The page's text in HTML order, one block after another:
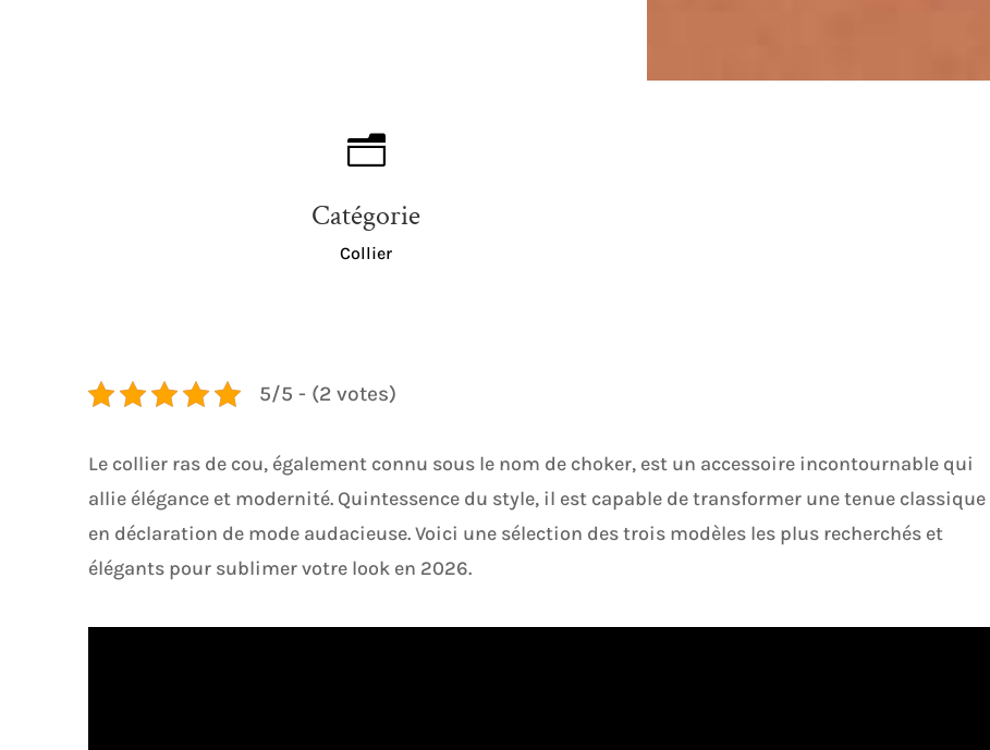
n
Catégorie
Collier
5/5 - (2 votes)
Le collier ras de cou, également connu sous le nom de choker, est un accessoire incontournable qui
allie élégance et modernité. Quintessence du style, il est capable de transformer une tenue classique
en déclaration de mode audacieuse. Voici une sélection des trois modèles les plus recherchés et
élégants pour sublimer votre look en 2026.